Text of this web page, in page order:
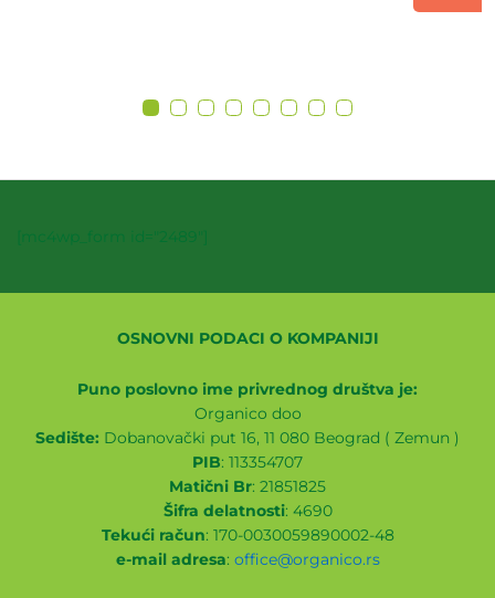
[mc4wp_form id="2489"]
OSNOVNI PODACI O KOMPANIJI
Puno poslovno ime privrednog društva je:
Organico doo
Sedište: Dobanovački put 16, 11 080 Beograd ( Zemun )
PIB: 113354707
Matični Br: 21851825
Šifra delatnosti: 4690
Tekući račun: 170-0030059890002-48
e-mail adresa: office@organico.rs